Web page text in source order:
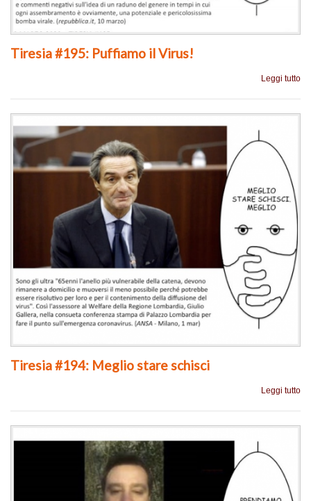
Tiresia #195: Puffiamo il Virus!
Leggi tutto
Tiresia #194: Meglio stare schisci
Leggi tutto